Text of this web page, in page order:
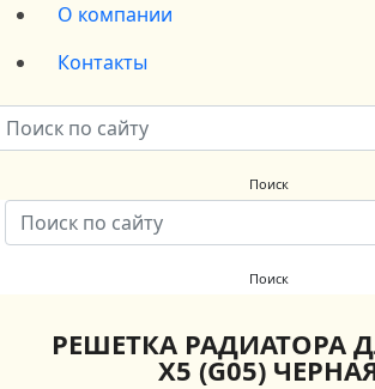
О компании
Контакты
РЕШЕТКА РАДИАТОРА
X5 (G05)